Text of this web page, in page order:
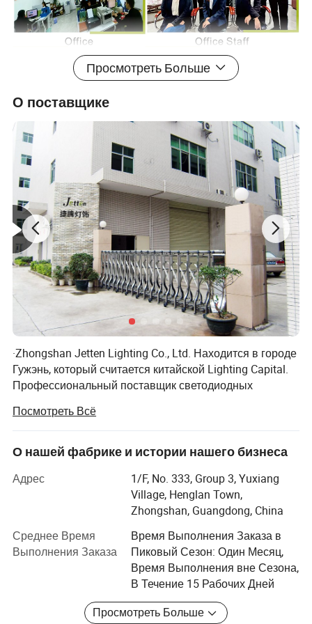
Просмотреть Больше
О поставщике
·Zhongshan Jetten Lighting Co., Ltd. Находится в городе
Гужэнь, который считается китайской Lighting Capital.
Профессиональный поставщик светодиодных
производстве, распространении, исследованиях и
разработке светодиодных светильников для
внутреннего и наружного освещения.
·Наши основные продукты: Профессиональная
нестандартная проектная лампа, современный
подвесной светильник, встраиваемое освещение,
Lights, Indoor LED Light, Настенная лампа, настольная
лампа, напольная лампа и т. д.
·Jetten имеет высокое качество и высокий уровень
команды профессионалов отрасли. Принимая во
внимание принцип «честности, качества, качества,
Посмотреть Всё
О нашей фабрике и истории нашего бизнеса
Адрес
1/F, No. 333, Group 3, Yuxiang
Village, Henglan Town,
Zhongshan, Guangdong, China
Среднее Время
Выполнения Заказа
Время Выполнения Заказа в
Пиковый Сезон: Один Месяц,
Время Выполнения вне Сезона,
В Течение 15 Рабочих Дней
Просмотреть Больше